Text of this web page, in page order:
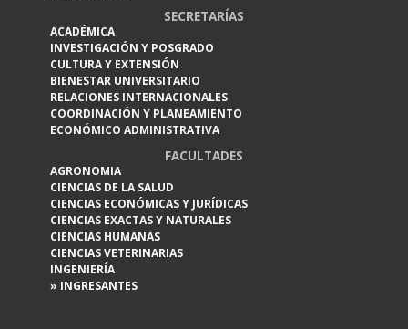
SECRETARÍAS
ACADÉMICA
INVESTIGACIÓN Y POSGRADO
CULTURA Y EXTENSIÓN
BIENESTAR UNIVERSITARIO
RELACIONES INTERNACIONALES
COORDINACIÓN Y PLANEAMIENTO
ECONÓMICO ADMINISTRATIVA
FACULTADES
AGRONOMIA
CIENCIAS DE LA SALUD
CIENCIAS ECONÓMICAS Y JURÍDICAS
CIENCIAS EXACTAS Y NATURALES
CIENCIAS HUMANAS
CIENCIAS VETERINARIAS
INGENIERÍA
» INGRESANTES